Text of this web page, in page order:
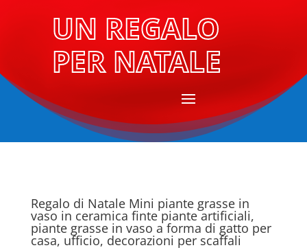
UN REGALO
PER NATALE
Regalo di Natale Mini piante grasse in
vaso in ceramica finte piante artificiali,
piante grasse in vaso a forma di gatto per
casa, ufficio, decorazioni per scaffali